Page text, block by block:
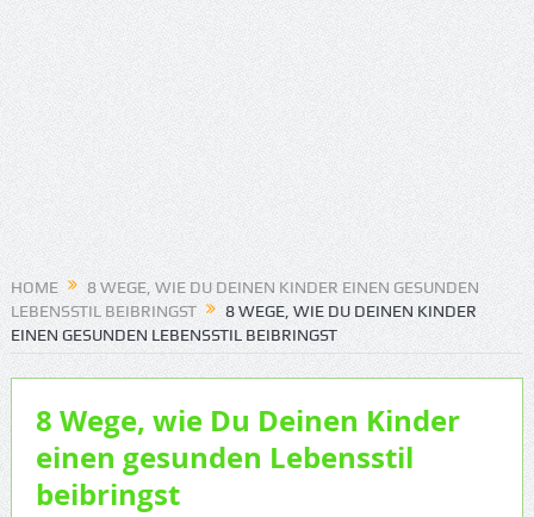
HOME
8 WEGE, WIE DU DEINEN KINDER EINEN GESUNDEN
LEBENSSTIL BEIBRINGST
8 WEGE, WIE DU DEINEN KINDER
EINEN GESUNDEN LEBENSSTIL BEIBRINGST
8 Wege, wie Du Deinen Kinder
einen gesunden Lebensstil
beibringst